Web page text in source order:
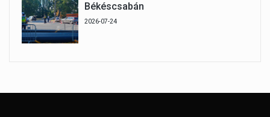
Békéscsabán
2026-07-24